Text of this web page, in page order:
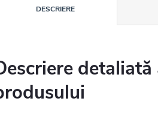
DESCRIERE
detaliată